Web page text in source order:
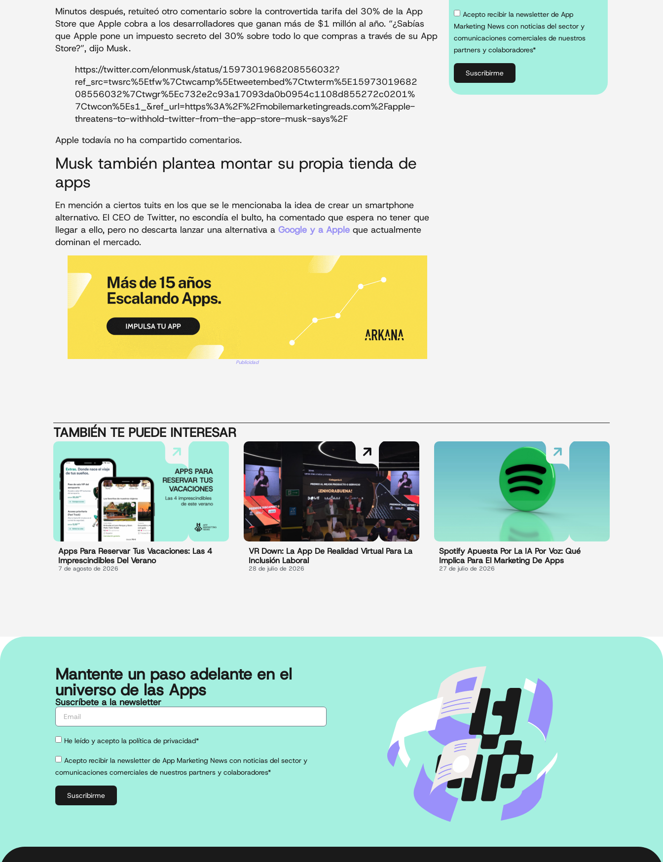
Minutos después, retuiteó otro comentario sobre la controvertida tarifa del 30% de la App
Store que Apple cobra a los desarrolladores que ganan más de $1 millón al año. “¿Sabías
que Apple pone un impuesto secreto del 30% sobre todo lo que compras a través de su App
Store?”, dijo Musk.
https://twitter.com/elonmusk/status/1597301968208556032?
ref_src=twsrc%5Etfw%7Ctwcamp%5Etweetembed%7Ctwterm%5E15973019682
08556032%7Ctwgr%5Ec732e2c93a17093da0b0954c1108d855272c0201%
7Ctwcon%5Es1_&ref_url=https%3A%2F%2Fmobilemarketingreads.com%2Fapple-
threatens-to-withhold-twitter-from-the-app-store-musk-says%2F
Apple todavía no ha compartido comentarios.
Musk también plantea montar su propia tienda de
apps
En mención a ciertos tuits en los que se le mencionaba la idea de crear un smartphone
alternativo. El CEO de Twitter, no escondía el bulto, ha comentado que espera no tener que
llegar a ello, pero no descarta lanzar una alternativa a Google y a Apple que actualmente
dominan el mercado.
Publicidad
Acepto recibir la newsletter de App
Marketing News con noticias del sector y
comunicaciones comerciales de nuestros
partners y colaboradores*
Suscribirme
TAMBIÉN TE PUEDE INTERESAR
Apps Para Reservar Tus Vacaciones: Las 4
Imprescindibles Del Verano
7 de agosto de 2026
VR Down: La App De Realidad Virtual Para La
Inclusión Laboral
28 de julio de 2026
Spotify Apuesta Por La IA Por Voz: Qué
Implica Para El Marketing De Apps
27 de julio de 2026
Mantente un paso adelante en el
universo de las Apps
Suscríbete a la newsletter
He leído y acepto la política de privacidad*
Acepto recibir la newsletter de App Marketing News con noticias del sector y
comunicaciones comerciales de nuestros partners y colaboradores*
Suscribirme